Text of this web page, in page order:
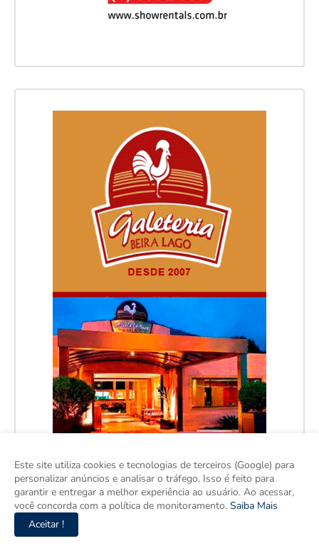
Este site utiliza cookies e tecnologias de terceiros (Google) para
personalizar anúncios e analisar o tráfego. Isso é feito para
garantir e entregar a melhor experiência ao usuário. Ao acessar,
você concorda com a política de monitoramento. Saiba Mais
Aceitar !